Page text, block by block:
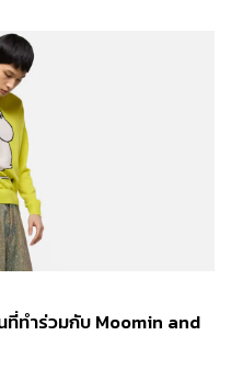
ทำร่วมกับ Moomin and